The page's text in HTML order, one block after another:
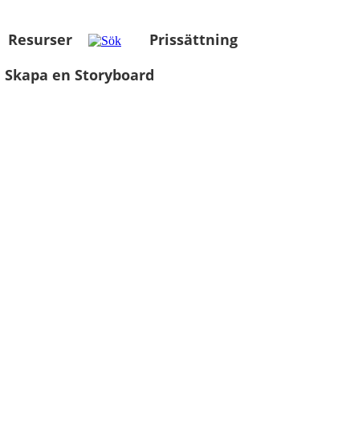
Resurser
Prissättning
Skapa en Storyboard